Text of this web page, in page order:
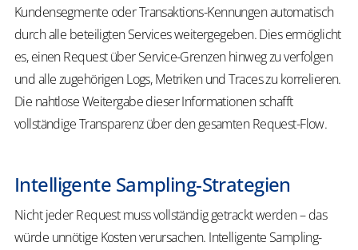
Kundensegmente oder Transaktions-Kennungen automatisch
durch alle beteiligten Services weitergegeben. Dies ermöglicht
es, einen Request über Service-Grenzen hinweg zu verfolgen
und alle zugehörigen Logs, Metriken und Traces zu korrelieren.
Die nahtlose Weitergabe dieser Informationen schafft
vollständige Transparenz über den gesamten Request-Flow.
Intelligente Sampling-Strategien
Nicht jeder Request muss vollständig getrackt werden – das
würde unnötige Kosten verursachen. Intelligente Sampling-